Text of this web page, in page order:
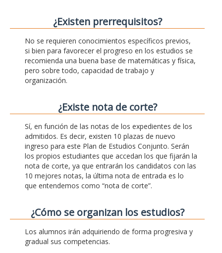
¿Existen prerrequisitos?
No se requieren conocimientos específicos previos,
si bien para favorecer el progreso en los estudios se
recomienda una buena base de matemáticas y física,
pero sobre todo, capacidad de trabajo y
organización.
¿Existe nota de corte?
Sí, en función de las notas de los expedientes de los
admitidos. Es decir, existen 10 plazas de nuevo
ingreso para este Plan de Estudios Conjunto. Serán
los propios estudiantes que accedan los que fijarán la
nota de corte, ya que entrarán los candidatos con las
10 mejores notas, la última nota de entrada es lo
que entendemos como “nota de corte”.
¿Cómo se organizan los estudios?
Los alumnos irán adquiriendo de forma progresiva y
gradual sus competencias.